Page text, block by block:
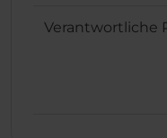
Verantwortliche